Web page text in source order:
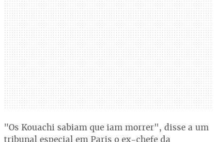
"Os Kouachi sabiam que iam morrer", disse a um
tribunal especial em Paris o ex-chefe da